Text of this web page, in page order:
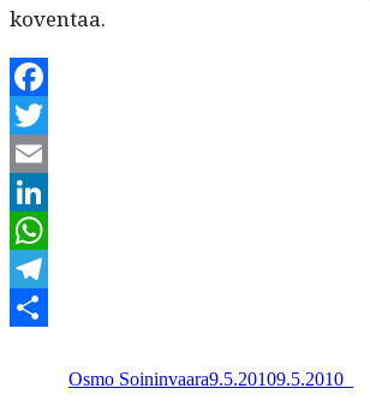
koventaa.
Facebook
Twitter
Email
LinkedIn
WhatsApp
Telegram
Osmo Soininvaara9.5.20109.5.2010